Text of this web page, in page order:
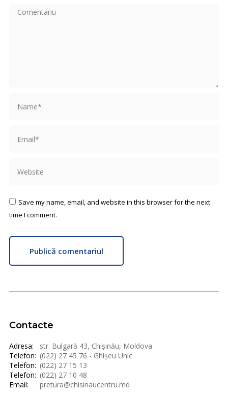
Comentariu
Save my name, email, and website in this browser for the next
time I comment.
Publică comentariul
Contacte
Adresa:
str. Bulgară 43, Chișinău, Moldova
Telefon: (022) 27 45 76 - Ghișeu Unic
Telefon: (022) 27 15 13
Telefon: (022) 27 10 48
Email:
pretura@chisinaucentru.md